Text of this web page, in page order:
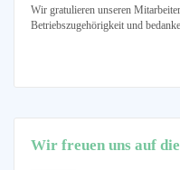
Wir gratulieren unseren
Betriebszugehörigkeit und
Wir freuen uns auf